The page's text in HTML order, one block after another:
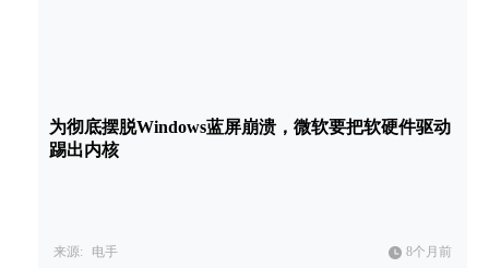
为彻底摆脱Windows蓝屏崩溃，微软要把软硬件驱动
踢出内核
来源: 电手 8个月前